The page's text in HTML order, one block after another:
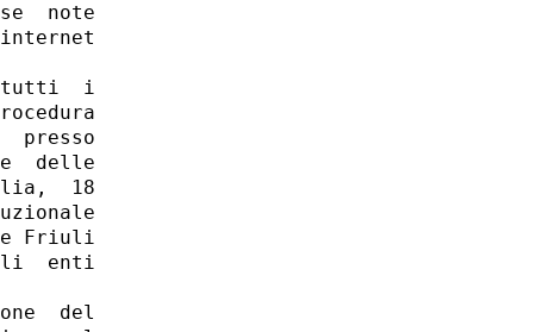
note
i
presso
delle
18
Friuli
enti
del